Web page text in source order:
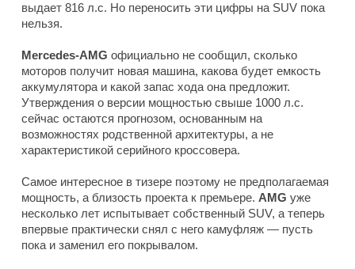
выдает 816 л.с. Но переносить эти цифры на SUV пока
нельзя.
Mercedes-AMG официально не сообщил, сколько
моторов получит новая машина, какова будет емкость
аккумулятора и какой запас хода она предложит.
Утверждения о версии мощностью свыше 1000 л.с.
сейчас остаются прогнозом, основанным на
возможностях родственной архитектуры, а не
характеристикой серийного кроссовера.
Самое интересное в тизере поэтому не предполагаемая
мощность, а близость проекта к премьере. AMG уже
несколько лет испытывает собственный SUV, а теперь
впервые практически снял с него камуфляж — пусть
пока и заменил его покрывалом.